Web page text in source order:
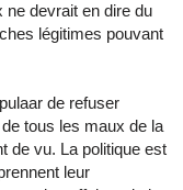
ne devrait en dire du
légitimes pouvant
de refuser
tous les maux de la
de vu. La politique est
leur